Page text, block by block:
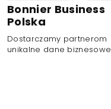
Bonnier Business
Polska
Dostarczamy partnerom
unikalne dane biznesowe